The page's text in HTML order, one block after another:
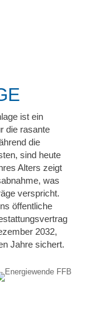
ist ein
die rasante
die
sind heute
Alters zeigt
was
verspricht.
öffentliche
2032,
Jahre sichert.